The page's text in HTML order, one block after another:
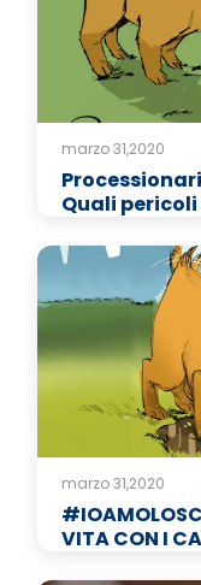
marzo 31,2020
Quali
marzo 31,2020
VITA CON I